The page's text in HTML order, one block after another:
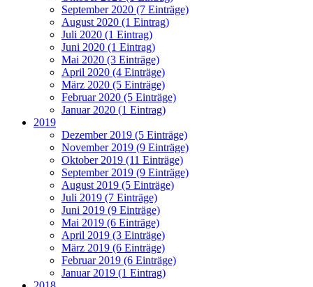
September 2020 (7 Einträge)
August 2020 (1 Eintrag)
Juli 2020 (1 Eintrag)
Juni 2020 (1 Eintrag)
Mai 2020 (3 Einträge)
April 2020 (4 Einträge)
März 2020 (5 Einträge)
Februar 2020 (5 Einträge)
Januar 2020 (1 Eintrag)
2019
Dezember 2019 (5 Einträge)
November 2019 (9 Einträge)
Oktober 2019 (11 Einträge)
September 2019 (9 Einträge)
August 2019 (5 Einträge)
Juli 2019 (7 Einträge)
Juni 2019 (9 Einträge)
Mai 2019 (6 Einträge)
April 2019 (3 Einträge)
März 2019 (6 Einträge)
Februar 2019 (6 Einträge)
Januar 2019 (1 Eintrag)